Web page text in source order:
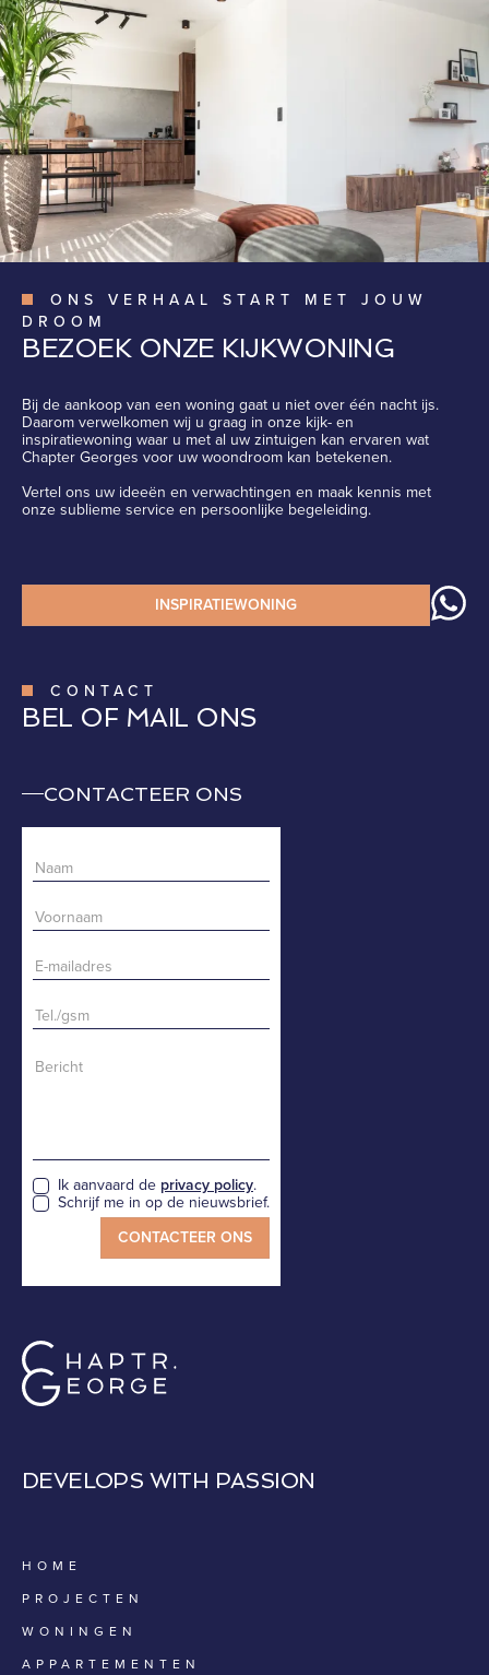
ONS VERHAAL START MET JOUW
DROOM
BEZOEK ONZE KIJKWONING
Bij de aankoop van een woning gaat u niet over één nacht ijs.
Daarom verwelkomen wij u graag in onze kijk- en
inspiratiewoning waar u met al uw zintuigen kan ervaren wat
Chapter Georges voor uw woondroom kan betekenen.
Vertel ons uw ideeën en verwachtingen en maak kennis met
onze sublieme service en persoonlijke begeleiding.
INSPIRATIEWONING
CONTACT
BEL OF MAIL ONS
CONTACTEER ONS
Ik aanvaard de privacy policy.
Schrijf me in op de nieuwsbrief.
DEVELOPS WITH PASSION
HOME
PROJECTEN
WONINGEN
APPARTEMENTEN